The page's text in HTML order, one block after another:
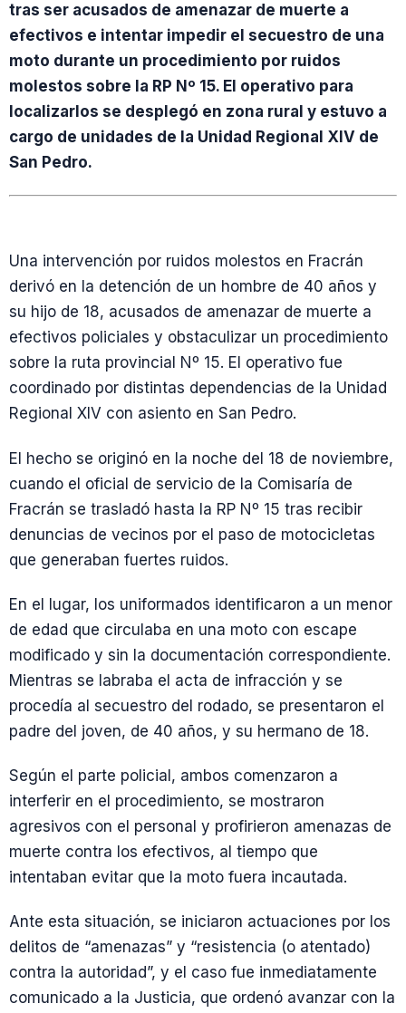
tras ser acusados de amenazar de muerte a
efectivos e intentar impedir el secuestro de una
moto durante un procedimiento por ruidos
molestos sobre la RP Nº 15. El operativo para
localizarlos se desplegó en zona rural y estuvo a
cargo de unidades de la Unidad Regional XIV de
San Pedro.
Una intervención por ruidos molestos en Fracrán
derivó en la detención de un hombre de 40 años y
su hijo de 18, acusados de amenazar de muerte a
efectivos policiales y obstaculizar un procedimiento
sobre la ruta provincial Nº 15. El operativo fue
coordinado por distintas dependencias de la Unidad
Regional XIV con asiento en San Pedro.
El hecho se originó en la noche del 18 de noviembre,
cuando el oficial de servicio de la Comisaría de
Fracrán se trasladó hasta la RP Nº 15 tras recibir
denuncias de vecinos por el paso de motocicletas
que generaban fuertes ruidos.
En el lugar, los uniformados identificaron a un menor
de edad que circulaba en una moto con escape
modificado y sin la documentación correspondiente.
Mientras se labraba el acta de infracción y se
procedía al secuestro del rodado, se presentaron el
padre del joven, de 40 años, y su hermano de 18.
Según el parte policial, ambos comenzaron a
interferir en el procedimiento, se mostraron
agresivos con el personal y profirieron amenazas de
muerte contra los efectivos, al tiempo que
intentaban evitar que la moto fuera incautada.
Ante esta situación, se iniciaron actuaciones por los
delitos de “amenazas” y “resistencia (o atentado)
contra la autoridad”, y el caso fue inmediatamente
comunicado a la Justicia, que ordenó avanzar con la